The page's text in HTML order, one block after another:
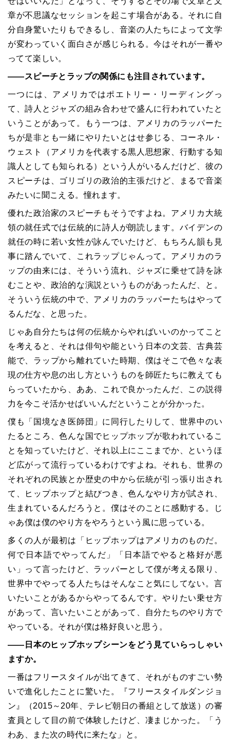
章が不思議なセッションを起こす場合がある。それに自
分自身驚いたりもできるし、音楽の人たちによって文学
が変わっていく面白さが感じられる。今はそれが一番や
ってて楽しい。
――スピーチとラップの関係にも注目されています。
一つには、アメリカではポエトリー・リーディングっ
て、詩人とジャズの組み合わせで盛んに行われていたと
いうことがあって。もう一つは、アメリカのラッパーた
ちが是非とも一緒にやりたいとはせ参じる、コーネル・
ウェスト（アメリカを代表する黒人思想家、行動する知
識人としても知られる）という人がいるんだけど、彼の
スピーチは、ゴリゴリの政治的主張だけど、まるで音楽
みたいに聞こえる。憧れます。
優れた政治家のスピーチもそうですよね。アメリカ大統
領の就任式では伝統的に詩人が朗読します。バイデンの
就任の時に若い女性が詠んでいたけど、もちろん韻も見
事に踏んでいて、これラップじゃんって。アメリカのラ
ップの由来には、そういう流れ、ジャズに乗せて詩を詠
むことや、政治的な演説というものがあったんだ、と。
そういう伝統の中で、アメリカのラッパーたちはやって
るんだな、と思った。
じゃあ自分たちは何の伝統からやればいいのかってこと
を考えると、それは俳句や能という日本の文芸、古典芸
能で、ラップから離れていた時期、僕はそこで色々な表
現の仕方や息の出し方というものを師匠たちに教えても
らっていたから、ああ、これで良かったんだ、この説得
力を今こそ活かせばいいんだということが分かった。
僕も「国境なき医師団」に同行したりして、世界中のい
たるところ、色んな国でヒップホップが歌われているこ
とを知っていたけど、それ以上にここまでか、というほ
ど広がって流行っているわけですよね。それも、世界の
それぞれの民族とか歴史の中から伝統が引っ張り出され
て、ヒップホップと結びつき、色んなやり方が試され、
生まれているんだろうと。僕はそのことに感動する。じ
ゃあ僕は僕のやり方をやろうという風に思っている。
多くの人が最初は「ヒップホップはアメリカのものだ。
何で日本語でやってんだ」「日本語でやると格好が悪
い」って言ったけど、ラッパーとして僕が考える限り、
世界中でやってる人たちはそんなこと気にしてない。言
いたいことがあるからやってるんです。やりたい乗せ方
があって、言いたいことがあって、自分たちのやり方で
やっている。それが僕は格好良いと思う。
――日本のヒップホップシーンをどう見ていらっしゃい
ますか。
一番はフリースタイルが出てきて、それがものすごい勢
いで進化したことに驚いた。『フリースタイルダンジョ
ン』（2015～20年、テレビ朝日の番組として放送）の審
査員として目の前で体験したけど、凄まじかった。「う
わあ、また次の時代に来たな」と。